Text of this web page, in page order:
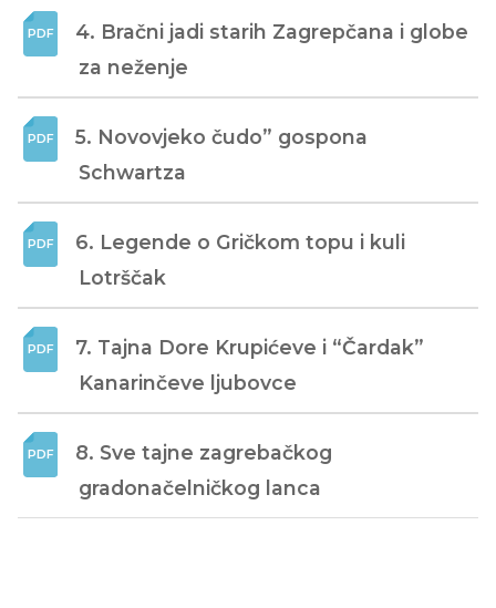
4. Bračni jadi starih Zagrepčana i globe
za neženje
5. Novovjeko čudo” gospona
Schwartza
6. Legende o Gričkom topu i kuli
Lotrščak
7. Tajna Dore Krupićeve i “Čardak”
Kanarinčeve ljubovce
8. Sve tajne zagrebačkog
gradonačelničkog lanca